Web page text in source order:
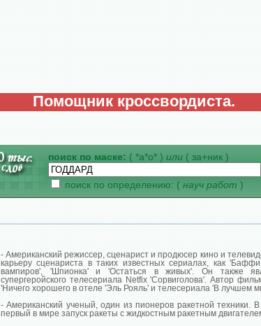
Помощник кроссвордиста.
поиск по маске: ( *а*о* ) или ( за+ник )
поиск по определению: ( науч работ )
- Американский режиссер, сценарист и продюсер кино и
карьеру сценариста в таких известных сериалах, как
вампиров', 'Шпионка' и 'Остаться в живых'. Он также
супергеройского телесериала Netfix 'Сорвиголова'. Автор
'Ничего хорошего в отеле 'Эль Рояль' и телесериала 'В лучшем
- Американский ученый, один из пионеров ракетной техники.
первый в мире запуск ракеты с жидкостным ракетным